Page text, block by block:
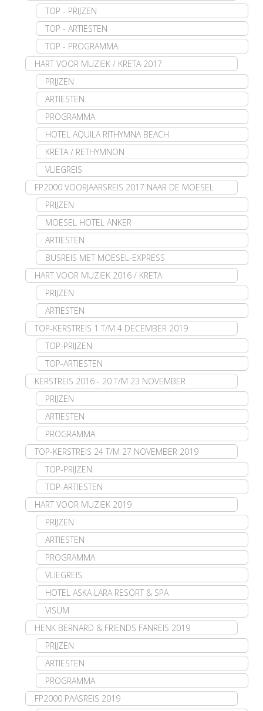
TOP - PRIJZEN
TOP - ARTIESTEN
TOP - PROGRAMMA
HART VOOR MUZIEK / KRETA 2017
PRIJZEN
ARTIESTEN
PROGRAMMA
HOTEL AQUILA RITHYMNA BEACH
KRETA / RETHYMNON
VLIEGREIS
FP2000 VOORJAARSREIS 2017 NAAR DE MOESEL
PRIJZEN
MOESEL HOTEL ANKER
ARTIESTEN
BUSREIS MET MOESEL-EXPRESS
HART VOOR MUZIEK 2016 / KRETA
PRIJZEN
ARTIESTEN
TOP-KERSTREIS 1 T/M 4 DECEMBER 2019
TOP-PRIJZEN
TOP-ARTIESTEN
KERSTREIS 2016 - 20 T/M 23 NOVEMBER
PRIJZEN
ARTIESTEN
PROGRAMMA
TOP-KERSTREIS 24 T/M 27 NOVEMBER 2019
TOP-PRIJZEN
TOP-ARTIESTEN
HART VOOR MUZIEK 2019
PRIJZEN
ARTIESTEN
PROGRAMMA
VLIEGREIS
HOTEL ASKA LARA RESORT & SPA
VISUM
HENK BERNARD & FRIENDS FANREIS 2019
PRIJZEN
ARTIESTEN
PROGRAMMA
FP2000 PAASREIS 2019